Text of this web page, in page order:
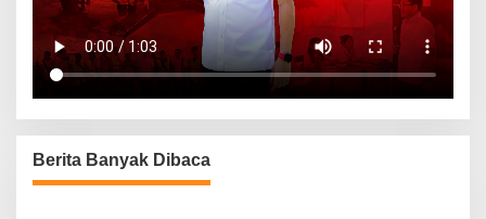
Berita Banyak Dibaca